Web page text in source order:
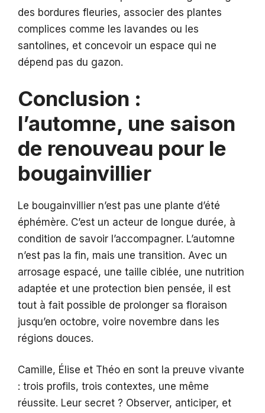
des bordures fleuries, associer des plantes
complices comme les lavandes ou les
santolines, et concevoir un espace qui ne
dépend pas du gazon.
Conclusion :
l’automne, une saison
de renouveau pour le
bougainvillier
Le bougainvillier n’est pas une plante d’été
éphémère. C’est un acteur de longue durée, à
condition de savoir l’accompagner. L’automne
n’est pas la fin, mais une transition. Avec un
arrosage espacé, une taille ciblée, une nutrition
adaptée et une protection bien pensée, il est
tout à fait possible de prolonger sa floraison
jusqu’en octobre, voire novembre dans les
régions douces.
Camille, Élise et Théo en sont la preuve vivante
: trois profils, trois contextes, une même
réussite. Leur secret ? Observer, anticiper, et